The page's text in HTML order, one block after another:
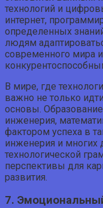
технологий и
интернет,
определенных
людям
современного мира и
В мире, где
важно не только
основы. Образование
инженерия,
фактором успеха в
инженерия и многих
технологической
перспективы для
развития.
7.